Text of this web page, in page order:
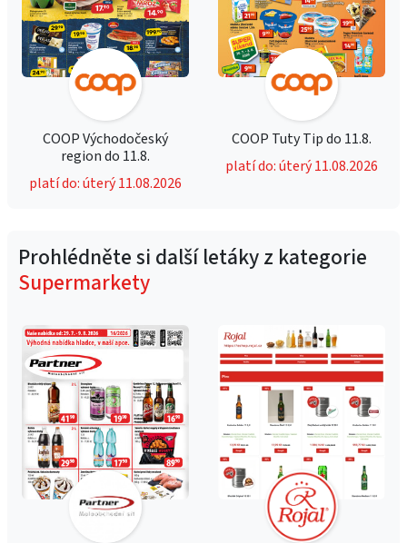
COOP Východočeský
region do 11.8.
platí do: úterý 11.08.2026
COOP Tuty Tip do 11.8.
platí do: úterý 11.08.2026
Prohlédněte si další letáky z kategorie
Supermarkety